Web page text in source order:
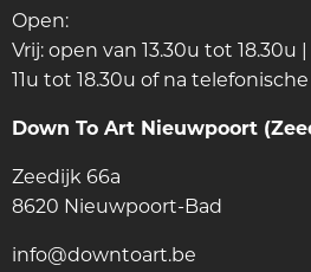
Open:
Vrij: open van 13.30u tot 18.30u
11u tot 18.30u of na
Down To Art Nieuwpoort
Zeedijk 66a
8620 Nieuwpoort-Bad
info@downtoart.be